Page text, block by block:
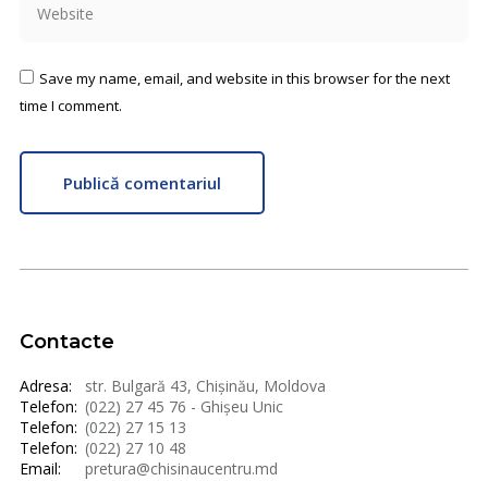
Save my name, email, and website in this browser for the next
time I comment.
Publică comentariul
Contacte
Adresa:
str. Bulgară 43, Chișinău, Moldova
Telefon: (022) 27 45 76 - Ghișeu Unic
Telefon: (022) 27 15 13
Telefon: (022) 27 10 48
Email:
pretura@chisinaucentru.md